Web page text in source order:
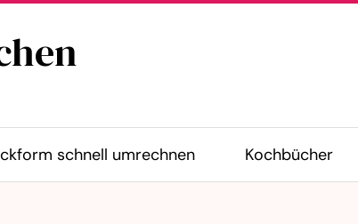
schnell umrechnen Kochbücher